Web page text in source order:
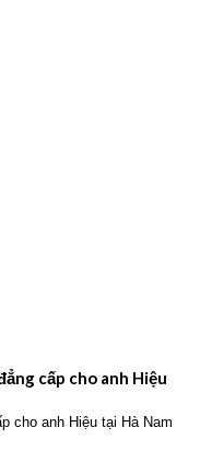
cấp cho anh Hiệu
cho anh Hiệu tại Hà Nam